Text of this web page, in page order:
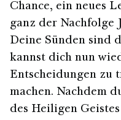
Chance, ein neues
ganz der Nachfolge
Deine Sünden sind
kannst dich nun
Entscheidungen zu
machen. Nachdem
des Heiligen